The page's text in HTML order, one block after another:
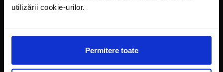
utilizării cookie-urilor.
Permitere toate
Contact